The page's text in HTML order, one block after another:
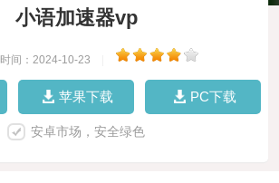
小语加速器vp
时间：2024-10-23
苹果下载 PC下载
安卓市场，安全绿色